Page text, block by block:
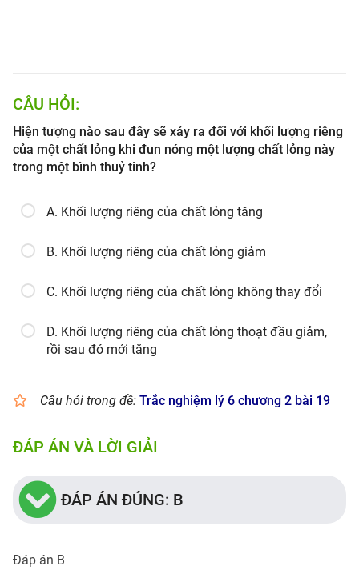
CÂU HỎI:
Hiện tượng nào sau đây sẽ xảy ra đối với khối lượng riêng
của một chất lỏng khi đun nóng một lượng chất lỏng này
trong một bình thuỷ tinh?
A. Khối lượng riêng của chất lỏng tăng
B. Khối lượng riêng của chất lỏng giảm
C. Khối lượng riêng của chất lỏng không thay đổi
D. Khối lượng riêng của chất lỏng thoạt đầu giảm,
rồi sau đó mới tăng
Câu hỏi trong đề: Trắc nghiệm lý 6 chương 2 bài 19
ĐÁP ÁN VÀ LỜI GIẢI
ĐÁP ÁN ĐÚNG: B
Đáp án B